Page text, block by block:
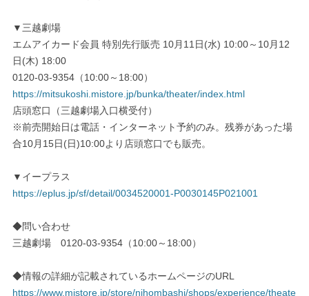
▼三越劇場
エムアイカード会員 特別先行販売 10月11日(水) 10:00～10月12
日(木) 18:00
0120-03-9354（10:00～18:00）
https://mitsukoshi.mistore.jp/bunka/theater/index.html
店頭窓口（三越劇場入口横受付）
※前売開始日は電話・インターネット予約のみ。残券があった場
合10月15日(日)10:00より店頭窓口でも販売。
▼イープラス
https://eplus.jp/sf/detail/0034520001-P0030145P021001
◆問い合わせ
三越劇場 0120-03-9354（10:00～18:00）
◆情報の詳細が記載されているホームページのURL
https://www.mistore.jp/store/nihombashi/shops/experience/theate